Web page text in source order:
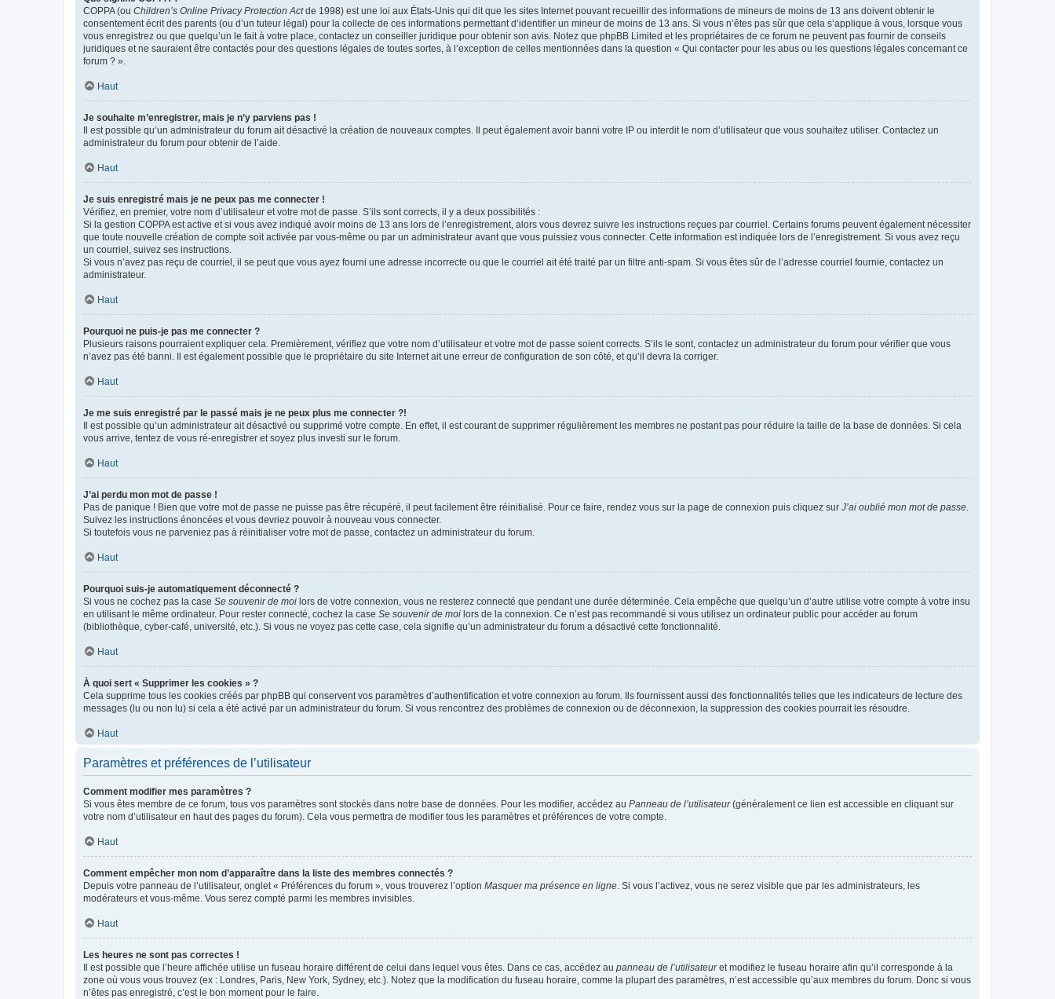
COPPA (ou Children’s Online Privacy Protection Actde 1998) est une loi aux États-Unis qui dit que les sites Internet pouvant recueillir des informations de mineurs de moins de 13 ans doivent obtenir le
consentement écrit des parents (ou d’un tuteur légal) pour la collecte de ces informations permettant d’identifier un mineur de moins de 13 ans. Si vous n’êtes pas sûr que cela s’applique à vous, lorsque vous
vous enregistrez ou que quelqu’un le fait à votre place, contactez un conseiller juridique pour obtenir son avis. Notez que phpBB Limited et les propriétaires de ce forum ne peuvent pas fournir de conseils
juridiques et ne sauraient être contactés pour des questions légales de toutes sortes, à l’exception de celles mentionnées dans la question « Qui contacter pour les abus ou les questions légales concernant ce
forum ? ».
Haut
Je souhaite m’enregistrer, mais je n’y parviens pas !
Il est possible qu’un administrateur du forum ait désactivé la création de nouveaux comptes. Il peut également avoir banni votre IP ou interdit le nom d’utilisateur que vous souhaitez utiliser. Contactez un
administrateur du forum pour obtenir de l’aide.
Haut
Je suis enregistré mais je ne peux pas me connecter !
Vérifiez, en premier, votre nom d’utilisateur et votre mot de passe. S’ils sont corrects, il y a deux possibilités :
Si la gestion COPPA est active et si vous avez indiqué avoir moins de 13 ans lors de l’enregistrement, alors vous devrez suivre les instructions reçues par courriel. Certains forums peuvent également nécessiter
que toute nouvelle création de compte soit activée par vous-même ou par un administrateur avant que vous puissiez vous connecter. Cette information est indiquée lors de l’enregistrement. Si vous avez reçu
un courriel, suivez ses instructions.
Si vous n’avez pas reçu de courriel, il se peut que vous ayez fourni une adresse incorrecte ou que le courriel ait été traité par un filtre anti-spam. Si vous êtes sûr de l’adresse courriel fournie, contactez un
administrateur.
Haut
Pourquoi ne puis-je pas me connecter ?
Plusieurs raisons pourraient expliquer cela. Premièrement, vérifiez que votre nom d’utilisateur et votre mot de passe soient corrects. S’ils le sont, contactez un administrateur du forum pour vérifier que vous
n’avez pas été banni. Il est également possible que le propriétaire du site Internet ait une erreur de configuration de son côté, et qu’il devra la corriger.
Haut
Je me suis enregistré par le passé mais je ne peux plus me connecter ?!
Il est possible qu’un administrateur ait désactivé ou supprimé votre compte. En effet, il est courant de supprimer régulièrement les membres ne postant pas pour réduire la taille de la base de données. Si cela
vous arrive, tentez de vous ré-enregistrer et soyez plus investi sur le forum.
Haut
J’ai perdu mon mot de passe !
Pas de panique ! Bien que votre mot de passe ne puisse pas être récupéré, il peut facilement être réinitialisé. Pour ce faire, rendez vous sur la page de connexion puis cliquez sur J’ai oublié mon mot de passe
Suivez les instructions énoncées et vous devriez pouvoir à nouveau vous connecter.
Si toutefois vous ne parveniez pas à réinitialiser votre mot de passe, contactez un administrateur du forum.
Haut
Pourquoi suis-je automatiquement déconnecté ?
Si vous ne cochez pas la case Se souvenir de moi lors de votre connexion, vous ne resterez connecté que pendant une durée déterminée. Cela empêche que quelqu’un d’autre utilise votre compte à votre insu
en utilisant le même ordinateur. Pour rester connecté, cochez la case Se souvenir de moi lors de la connexion. Ce n’est pas recommandé si vous utilisez un ordinateur public pour accéder au forum
(bibliothèque, cyber-café, université, etc.). Si vous ne voyez pas cette case, cela signifie qu’un administrateur du forum a désactivé cette fonctionnalité.
Haut
À quoi sert « Supprimer les cookies » ?
Cela supprime tous les cookies créés par phpBB qui conservent vos paramètres d’authentification et votre connexion au forum. Ils fournissent aussi des fonctionnalités telles que les indicateurs de lecture des
messages (lu ou non lu) si cela a été activé par un administrateur du forum. Si vous rencontrez des problèmes de connexion ou de déconnexion, la suppression des cookies pourrait les résoudre.
Haut
Paramètres et préférences de l’utilisateur
Comment modifier mes paramètres ?
Si vous êtes membre de ce forum, tous vos paramètres sont stockés dans notre base de données. Pour les modifier, accédez au Panneau de l’utilisateur(généralement ce lien est accessible en cliquant sur
votre nom d’utilisateur en haut des pages du forum). Cela vous permettra de modifier tous les paramètres et préférences de votre compte.
Haut
Comment empêcher mon nom d’apparaître dans la liste des membres connectés ?
Depuis votre panneau de l’utilisateur, onglet « Préférences du forum », vous trouverez l’option Masquer ma présence en ligne . Si vous l’activez, vous ne serez visible que par les administrateurs, les
modérateurs et vous-même. Vous serez compté parmi les membres invisibles.
Haut
Les heures ne sont pas correctes !
Il est possible que l’heure affichée utilise un fuseau horaire différent de celui dans lequel vous êtes. Dans ce cas, accédez au panneau de l’utilisateuret modifiez le fuseau horaire afin qu’il corresponde à la
zone où vous vous trouvez (ex : Londres, Paris, New York, Sydney, etc.). Notez que la modification du fuseau horaire, comme la plupart des paramètres, n’est accessible qu’aux membres du forum. Donc si vous
n’êtes pas enregistré, c’est le bon moment pour le faire.